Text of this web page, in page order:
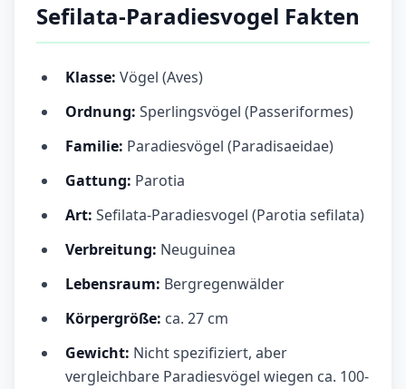
Sefilata-Paradiesvogel Fakten
Klasse: Vögel (Aves)
Ordnung: Sperlingsvögel (Passeriformes)
Familie: Paradiesvögel (Paradisaeidae)
Gattung: Parotia
Art: Sefilata-Paradiesvogel (Parotia sefilata)
Verbreitung: Neuguinea
Lebensraum: Bergregenwälder
Körpergröße: ca. 27 cm
Gewicht: Nicht spezifiziert, aber
vergleichbare Paradiesvögel wiegen ca. 100-